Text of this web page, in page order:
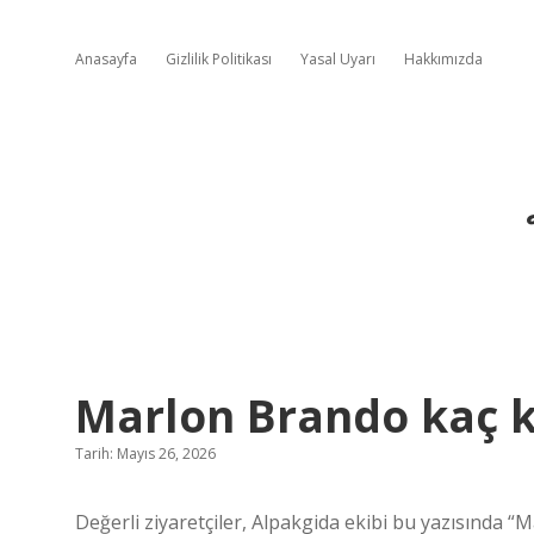
Anasayfa Gizlilik Politikası Yasal Uyarı Hakkımızda
Marlon Brando kaç
Tarih: Mayıs 26, 2026
Değerli ziyaretçiler, Alpakgida ekibi bu yazısında